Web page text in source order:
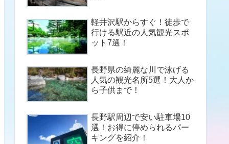
軽井沢駅からすぐ！徒歩で
行ける駅近の人気観光スポ
ット7選！
長野県の綺麗な川で泳げる
人気の観光名所5選！大人か
ら子供まで！
長野駅周辺で安い駐車場10
選！お得に停められるパー
キングを紹介！